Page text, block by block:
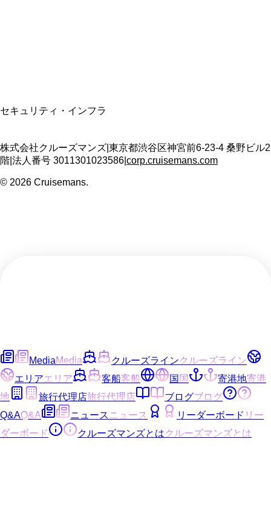
セキュリティ・インフラ
株式会社クルーズマンズ 東京都渋谷区神宮前6-23-4 桑野ビル2
階 法人番号 3011301023586 corp.cruisemans.com
© 2026 Cruisemans.
MediaMedia クルーズラインクルーズライン
エリアエリア 客船客船 国国 寄港地寄港
地
旅行代理店旅行代理店 ブログブログ
Q&AQ&A ニュース ニュース リーダーボード リー
ダーボード
クルーズマンズとはクルーズマンズとは